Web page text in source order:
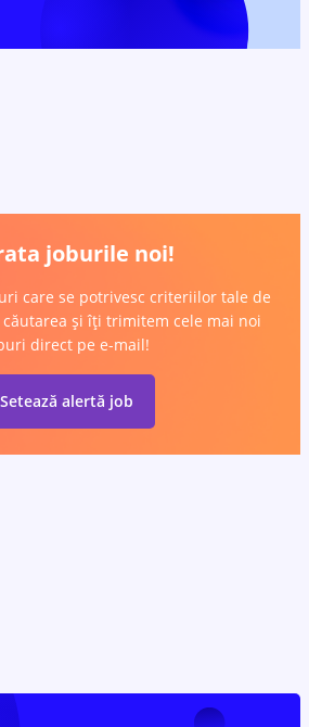
joburile noi!
care se potrivesc criteriilor tale de
căutarea și îți trimitem cele mai noi
direct pe e-mail!
Setează alertă job